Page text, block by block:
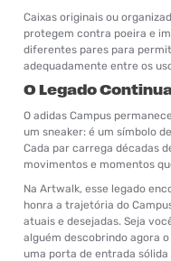
Caixas originais ou
protegem contra poeira e
diferentes pares para
adequadamente entre os
O Legado
O adidas Campus
um sneaker: é um símbolo
Cada par carrega décadas
movimentos e momentos
Na Artwalk, esse legado
honra a trajetória do
atuais e desejadas. Seja
alguém descobrindo agora
uma porta de entrada sólida